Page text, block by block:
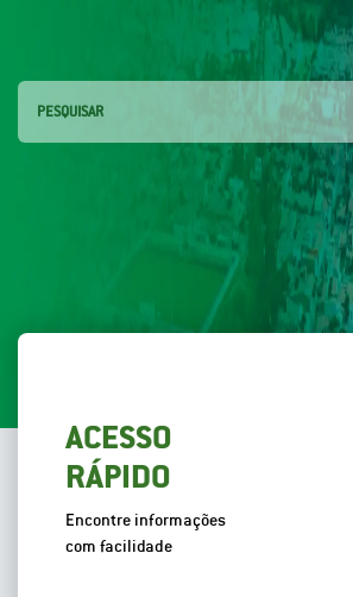
ACESSO
RÁPIDO
Encontre informações
com facilidade